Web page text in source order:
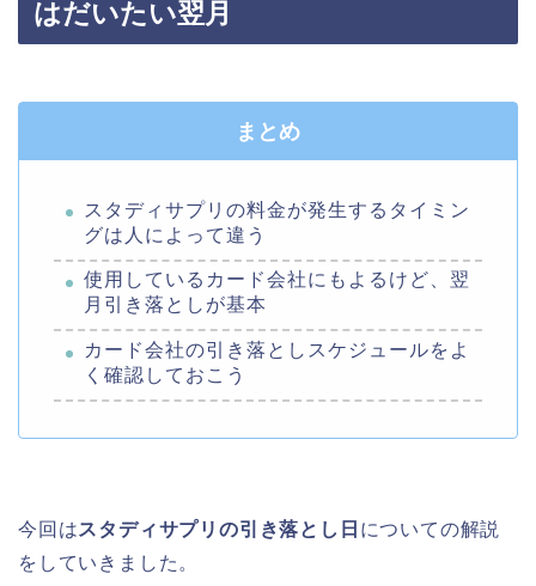
はだいたい翌月
まとめ
スタディサプリの料金が発生するタイミン
グは人によって違う
使用しているカード会社にもよるけど、翌
月引き落としが基本
カード会社の引き落としスケジュールをよ
く確認しておこう
今回はスタディサプリの引き落とし日 についての解説
をしていきました。